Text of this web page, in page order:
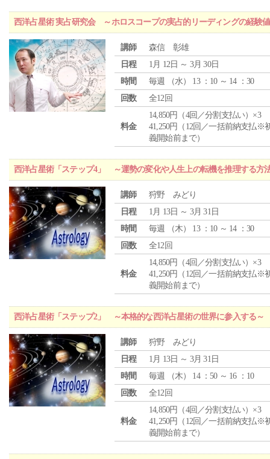
西洋占星術 実占研究会 ～ホロスコープの実占的リーディングの経験
講師
森信 彰雄
日程
1月 12日 ～ 3月 30日
時間
毎週 （水） 13 ：10 ～ 14 ：30
回数
全12回
料金
14,850円（4回／分割支払い）×3
41,250円（12回／一括前納支払※
義開始前まで）
西洋占星術「ステップ4」 ～運勢の変化や人生上の転機を推理する方
講師
狩野 みどり
日程
1月 13日 ～ 3月 31日
時間
毎週 （木） 13 ：10 ～ 14 ：30
回数
全12回
料金
14,850円（4回／分割支払い）×3
41,250円（12回／一括前納支払※
義開始前まで）
西洋占星術「ステップ2」 ～本格的な西洋占星術の世界に参入する～
講師
狩野 みどり
日程
1月 13日 ～ 3月 31日
時間
毎週 （木） 14 ：50 ～ 16 ：10
回数
全12回
料金
14,850円（4回／分割支払い）×3
41,250円（12回／一括前納支払※
義開始前まで）